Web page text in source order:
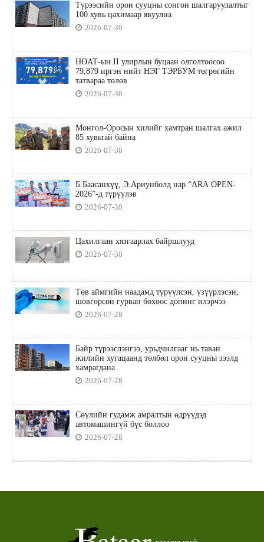
Түрээсийн орон сууцны сонгон шалгаруулалтыг
100 хувь цахимаар явуулна
2026-07-30
НӨАТ-ын II улирлын буцаан олголтоосоо
79,879 иргэн нийт НЭГ ТЭРБУМ төгрөгийн
татвараа төлөв
2026-07-30
Монгол-Оросын хилийг хамтран шалгах ажил
85 хувьтай байна
2026-07-30
Б.Баасанхүү, Э.Ариунболд нар “ARA OPEN-
2026”-д түрүүлэв
2026-07-30
Цахилгаан хязгаарлах байршлууд
2026-07-30
Төв аймгийн наадамд түрүүлсэн, үзүүрлэсэн,
шөвгөрсөн гурван бөхөөс допинг илэрчээ
2026-07-28
Байр түрээслэнгээ, урьдчилгааг нь таван
жилийн хугацаанд төлбөл орон сууцны зээлд
хамрагдана
2026-07-28
Сөүлийн гудамж амралтын өдрүүдэд
автомашингүй бүс боллоо
2026-07-28